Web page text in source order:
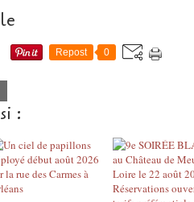
Repost 0
: